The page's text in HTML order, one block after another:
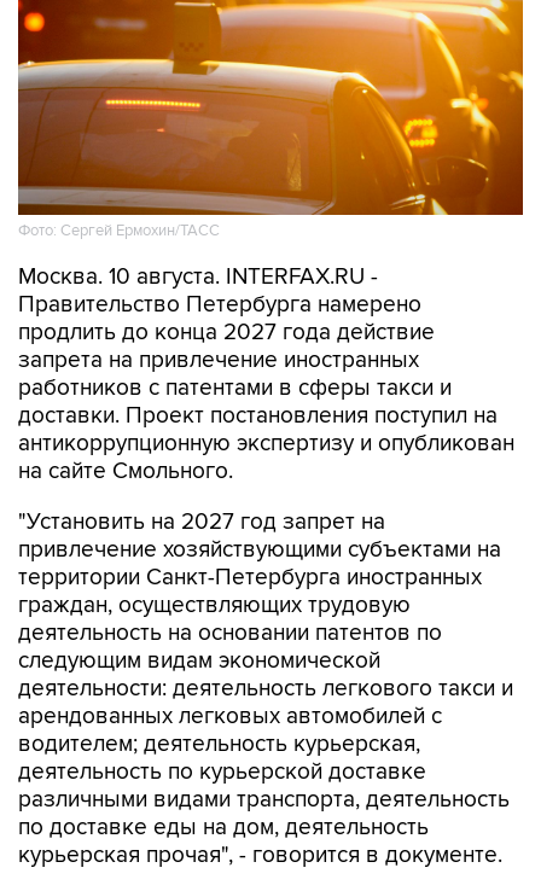
Фото: Сергей Ермохин/ТАСС
Москва. 10 августа. INTERFAX.RU -
Правительство Петербурга намерено
продлить до конца 2027 года действие
запрета на привлечение иностранных
работников с патентами в сферы такси и
доставки. Проект постановления поступил на
антикоррупционную экспертизу и опубликован
на сайте Смольного.
"Установить на 2027 год запрет на
привлечение хозяйствующими субъектами на
территории Санкт-Петербурга иностранных
граждан, осуществляющих трудовую
деятельность на основании патентов по
следующим видам экономической
деятельности: деятельность легкового такси и
арендованных легковых автомобилей с
водителем; деятельность курьерская,
деятельность по курьерской доставке
различными видами транспорта, деятельность
по доставке еды на дом, деятельность
курьерская прочая", - говорится в документе.